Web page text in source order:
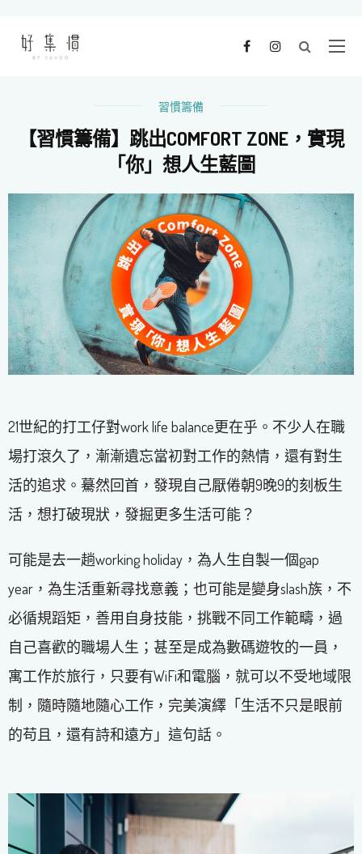
習慣籌備
【習慣籌備】跳出COMFORT ZONE，實現
「你」想人生藍圖
21世紀的打工仔對work life balance更在乎。不少人在職
場打滾久了，漸漸遺忘當初對工作的熱情，還有對生
活的追求。驀然回首，發現自己厭倦朝9晚9的刻板生
活，想打破現狀，發掘更多生活可能？
可能是去一趟working holiday，為人生自製一個gap
year，為生活重新尋找意義；也可能是變身slash族，不
必循規蹈矩，善用自身技能，挑戰不同工作範疇，過
自己喜歡的職場人生；甚至是成為數碼遊牧的一員，
寓工作於旅行，只要有WiFi和電腦，就可以不受地域限
制，隨時隨地隨心工作，完美演繹「生活不只是眼前
的苟且，還有詩和遠方」這句話。